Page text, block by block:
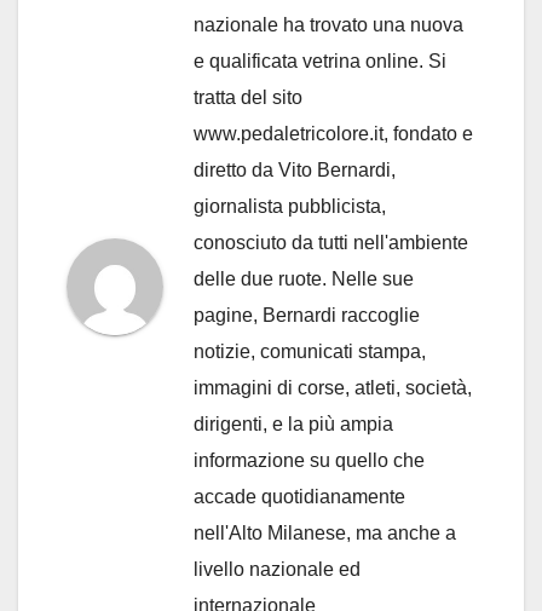
nazionale ha trovato una nuova
e qualificata vetrina online. Si
tratta del sito
www.pedaletricolore.it, fondato e
diretto da Vito Bernardi,
giornalista pubblicista,
conosciuto da tutti nell'ambiente
delle due ruote. Nelle sue
pagine, Bernardi raccoglie
notizie, comunicati stampa,
immagini di corse, atleti, società,
dirigenti, e la più ampia
informazione su quello che
accade quotidianamente
nell'Alto Milanese, ma anche a
livello nazionale ed
internazionale